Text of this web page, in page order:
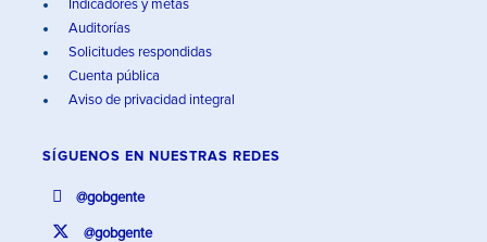
Indicadores y metas
Auditorías
Solicitudes respondidas
Cuenta pública
Aviso de privacidad integral
SÍGUENOS EN NUESTRAS REDES
@gobgente
@gobgente